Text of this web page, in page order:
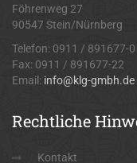
Föhrenweg 27
90547 Stein/Nürnberg
Telefon: 0911 / 891677-0
Fax: 0911 / 891677-22
Email: info@klg-gmbh.de
Rechtliche
Kontakt